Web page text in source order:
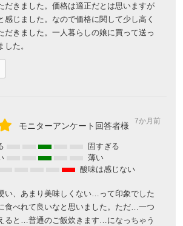
だきました。価格は適正だとは思いますが
感じました。なので価格に関して少し高く
だきました。一人暮らしの娘に買って送っ
た。
モニターアンケート回答者様 7か月前
固すぎる
薄い
酸味は感じない
い、あまり美味しくない…って印象でした
食べれて良いなと思いました。ただ…一つ
ると…普通のご飯炊きます…になっちゃう